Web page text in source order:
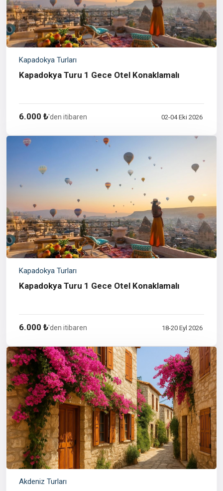
Kapadokya Turları
Kapadokya Turu 1 Gece Otel Konaklamalı
6.000 ₺'den itibaren 02-04 Eki 2026
Kapadokya Turları
Kapadokya Turu 1 Gece Otel Konaklamalı
6.000 ₺'den itibaren 18-20 Eyl 2026
Akdeniz Turları